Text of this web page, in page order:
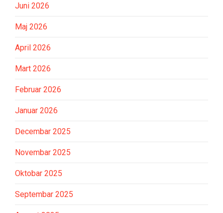
Juni 2026
Maj 2026
April 2026
Mart 2026
Februar 2026
Januar 2026
Decembar 2025
Novembar 2025
Oktobar 2025
Septembar 2025